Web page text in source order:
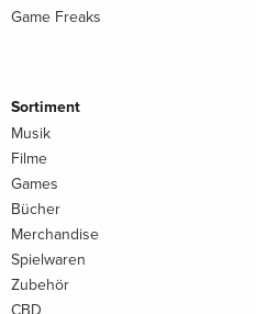
Game Freaks
Sortiment
Musik
Filme
Games
Bücher
Merchandise
Spielwaren
Zubehör
CBD